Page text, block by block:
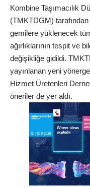
Kombine Taşımacılık
(TMKTDGM)
gemilere yüklenecek
ağırlıklarının tespit ve
değişikliğe gidildi.
yayınlanan yeni
Hizmet Üretenleri
öneriler de yer aldı.